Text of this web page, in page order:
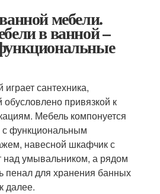
мебели.
в ванной –
сантехника,
привязкой к
Мебель компонуется
с функциональным
навесной шкафчик с
над умывальником, а рядом
пенал для хранения банных
далее.